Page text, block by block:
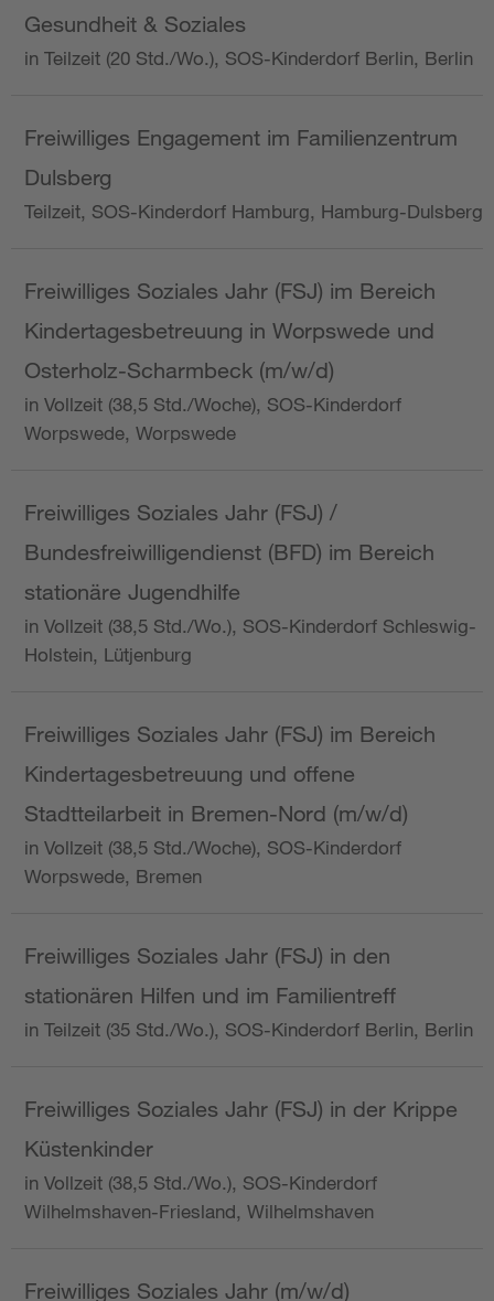
Gesundheit & Soziales
in Teilzeit (20 Std./Wo.), SOS-Kinderdorf Berlin, Berlin
Freiwilliges Engagement im Familienzentrum
Dulsberg
Teilzeit, SOS-Kinderdorf Hamburg, Hamburg-Dulsberg
Freiwilliges Soziales Jahr (FSJ) im Bereich
Kindertagesbetreuung in Worpswede und
Osterholz-Scharmbeck (m/w/d)
in Vollzeit (38,5 Std./Woche), SOS-Kinderdorf
Worpswede, Worpswede
Freiwilliges Soziales Jahr (FSJ) /
Bundesfreiwilligendienst (BFD) im Bereich
stationäre Jugendhilfe
in Vollzeit (38,5 Std./Wo.), SOS-Kinderdorf Schleswig-
Holstein, Lütjenburg
Freiwilliges Soziales Jahr (FSJ) im Bereich
Kindertagesbetreuung und offene
Stadtteilarbeit in Bremen-Nord (m/w/d)
in Vollzeit (38,5 Std./Woche), SOS-Kinderdorf
Worpswede, Bremen
Freiwilliges Soziales Jahr (FSJ) in den
stationären Hilfen und im Familientreff
in Teilzeit (35 Std./Wo.), SOS-Kinderdorf Berlin, Berlin
Freiwilliges Soziales Jahr (FSJ) in der Krippe
Küstenkinder
in Vollzeit (38,5 Std./Wo.), SOS-Kinderdorf
Wilhelmshaven-Friesland, Wilhelmshaven
Freiwilliges Soziales Jahr (m/w/d)